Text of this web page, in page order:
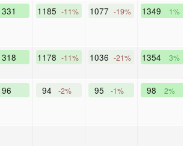
1185 -11% 1077 -19% 1349 1%
1178 -11% 1036 -21% 1354 3%
96 94 -2% 95 -1% 98 2%